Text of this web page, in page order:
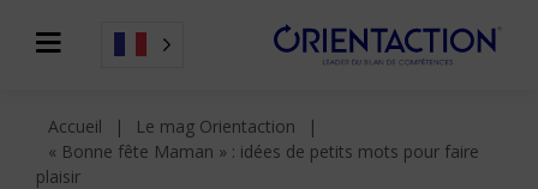
Accueil
Le mag Orientaction
« Bonne fête Maman » : idées de petits mots pour faire
plaisir